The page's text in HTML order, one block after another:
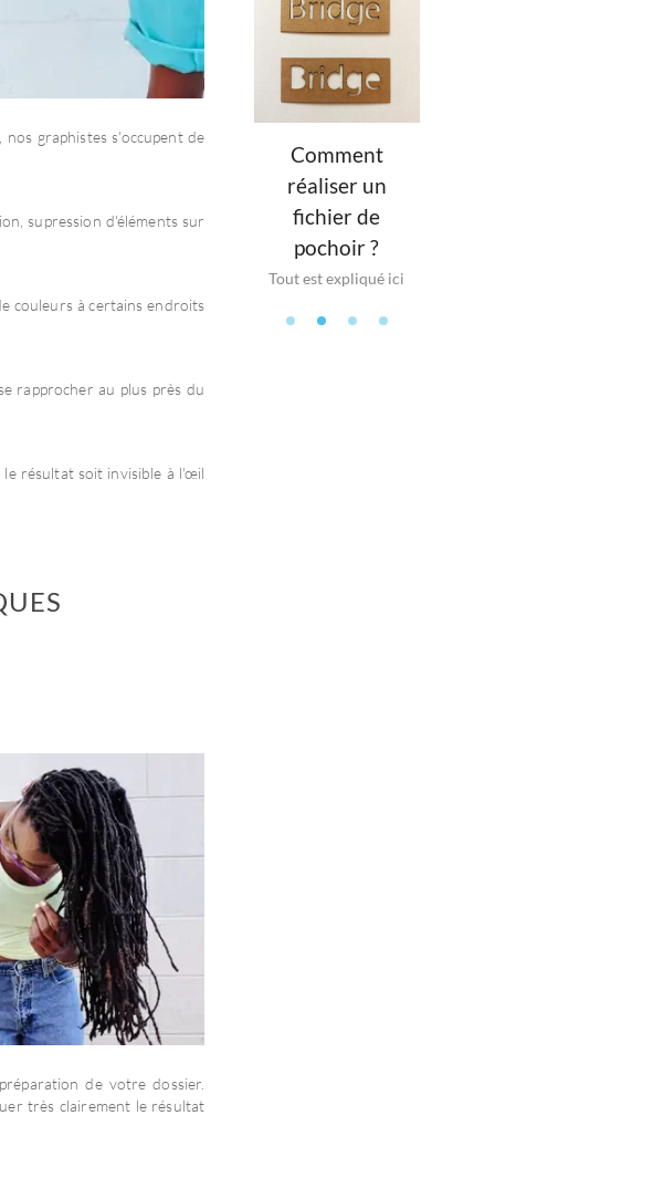
graphistes s'occupent de
supression d'éléments sur
couleurs à certains endroits
rapprocher au plus près du
résultat soit invisible à l'œil
de votre dossier.
très clairement le résultat
France
Comment
réaliser un
fichier de
pochoir ?
Tout est expliqué ici